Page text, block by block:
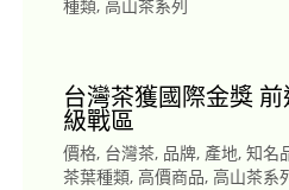
種類, 高山茶系列
台灣茶獲國際金獎
級戰區
價格, 台灣茶, 品牌, 產地, 知名
茶葉種類, 高價商品, 高山茶系